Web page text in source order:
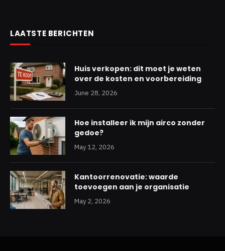
LAATSTE BERICHTEN
Huis verkopen: dit moet je weten
over de kosten en voorbereiding
June 28, 2026
Hoe installeer ik mijn airco zonder
gedoe?
May 12, 2026
Kantoorrenovatie: waarde
toevoegen aan je organisatie
May 2, 2026